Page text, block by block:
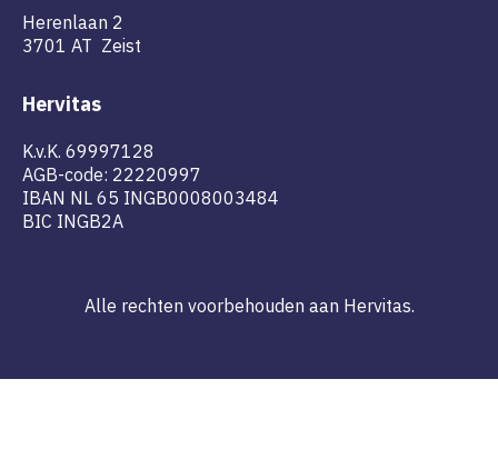
Herenlaan 2
3701 AT Zeist
Hervitas
K.v.K. 69997128
AGB-code: 22220997
IBAN NL 65 INGB0008003484
BIC INGB2A
Alle rechten voorbehouden aan Hervitas.